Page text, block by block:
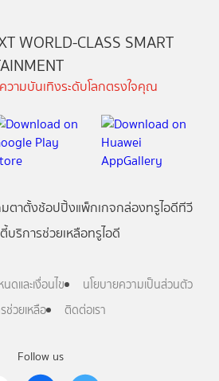
Follow us
WORLD-CLASS SMART
ามบันเทิงระดับโลกตรงใจคุณ
ตาตั้งช้อปปิ้งแพ็กเกจกล่องทรูไอดีทีวี
บริการช่วยเหลือทรูไอดี
ดและเงื่อนไข
นโยบายความเป็นส่วนตัว
ช่วยเหลือ
ติดต่อเรา